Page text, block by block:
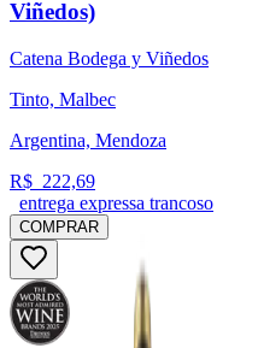
Viñedos)
Catena Bodega y Viñedos
Tinto, Malbec
Argentina, Mendoza
R$ 222,69
entrega expressa trancoso
COMPRAR